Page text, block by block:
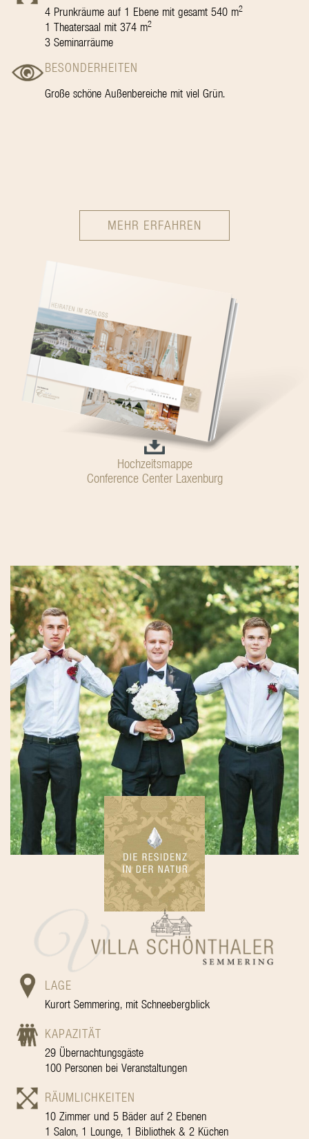
4 Prunkräume auf 1 Ebene mit gesamt 540 m2
1 Theatersaal mit 374 m2
3 Seminarräume
BESONDERHEITEN
Große schöne Außenbereiche mit viel Grün.
MEHR ERFAHREN
Hochzeitsmappe
Conference Center Laxenburg
LAGE
Kurort Semmering, mit Schneebergblick
KAPAZITÄT
29 Übernachtungsgäste
100 Personen bei Veranstaltungen
RÄUMLICHKEITEN
10 Zimmer und 5 Bäder auf 2 Ebenen
1 Salon, 1 Lounge, 1 Bibliothek & 2 Küchen